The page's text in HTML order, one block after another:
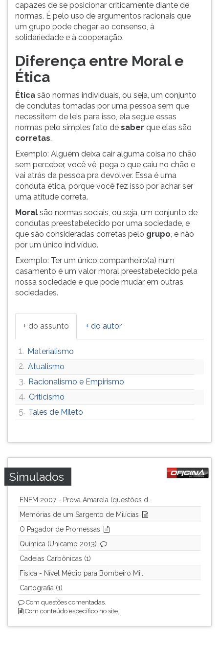
capazes de se posicionar criticamente diante de
normas. É pelo uso de argumentos racionais que
um grupo pode chegar ao consenso, à
solidariedade e à cooperação.
Diferença entre Moral e
Ética
Ética são normas individuais, ou seja, um conjunto
de condutas tomadas por uma pessoa sem que
necessitem de leis para isso, ela segue essas
normas pelo simples fato de saber que elas são
corretas.
Exemplo: Alguém deixa cair alguma coisa no chão
sem perceber, você vê, pega o que caiu no chão e
vai atrás da pessoa pra devolver. Essa é uma
conduta ética, porque você fez isso por achar ser
uma atitude correta.
Moral são normas sociais, ou seja, um conjunto de
condutas preestabelecido por uma sociedade, e
que são consideradas corretas pelo grupo, e não
por um único indivíduo.
Exemplo: Ter um único companheiro(a) num
casamento é um valor moral preestabelecido pela
nossa sociedade e que pode mudar em outras
sociedades.
+ do assunto + do autor
1. Materialismo
2. Atualismo
3. Racionalismo e Empirismo
4. Criticismo
5. Tales de Mileto
Simulados
ENEM 2007 - Prova Amarela (questões d...
Memórias de um Sargento de Milícias
O Pagador de Promessas
Química (Unicamp 2013)
Cadeias Carbônicas (1)
Física - Nível Médio para Bombeiro Mi...
Cartografia (1)
Com questões comentadas.
Com conteúdo específico no site.